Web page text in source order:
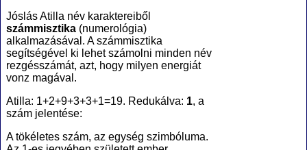
Jóslás Atilla név karaktereiből
számmisztika (numerológia)
alkalmazásával. A számmisztika
segítségével ki lehet számolni minden név
rezgésszámát, azt, hogy milyen energiát
vonz magával.
Atilla: 1+2+9+3+3+1=19. Redukálva: 1, a
szám jelentése:
A tökéletes szám, az egység szimbóluma.